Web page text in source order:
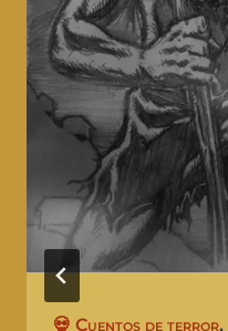
💀 Cuentos de terror,